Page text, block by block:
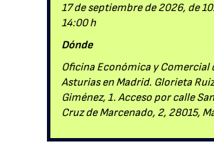
17 de septiembre de 2026, de
14:00 h
Dónde
Oficina Económica y Comercial
Asturias en Madrid. Glorieta Ruiz
Giménez, 1. Acceso por calle
Cruz de Marcenado, 2, 28015,